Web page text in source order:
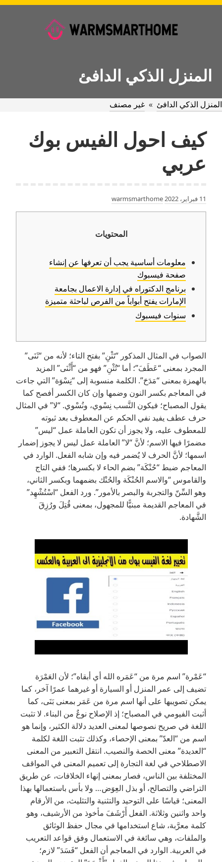
Skip
المنزل الذكي الدافئ
المنزل الذكي الدافئ » غير مصنف
كيف احول الفيس بوك
عربي
11 فبراير، 2022 warmsmarthome
المحتويات
معلومات أساسية يجب أن تعرفها عن إنشاء
صفحة فيسبوك
برنامج الدكتوراه في إدارة الاعمال بجامعة
الإمارات يفتح أبواباً من الفرص لباحثة متميزة
سنوات فيسبوك
الصواب في المثال المذكور “تَثْنِ” بفتح التاء؛ لأنه من “ثَنَى”
المجرد بمعنى “عَطَفَ”؛ أما “تُثْنِ” فهو من “أَثْنَى” المزيد
بالهمزة بمعنى “مَدَحَ”. الكلمة منسوبة إلى “نِسْوَة” التي جاءت
في المعاجم بكسر النون وضمها وإن كان الكسر أفصح كما
يقول المصباح؛ فيكون النَّسب نِسْوي، ونُسْوي. “لا” في المثال
حرف عطف يفيد نفي الحكم عن المعطوف بعد ثبوته
للمعطوف عليه، ولا يجوز أن تكون العاملة عمل “ليس”
مضمرًا فيها الاسم؛ لأنَّ “لا” العاملة عمل ليس لا يجوز إضمار
اسمها؛ لأنَّ الحرف لا يُضمر فيه وإن شابه الفعل. الوارد في
المعاجم ضبط “حُنْكَة” بضم الحاء لا بكسرها؛ ففي التاج
والقاموس “والاسم الحُنْكَة والحُنْك بضمهما وبكسر الثاني،
وهو السِّنّ والتجربة والبصر بالأمور”. ورد الفعل “اسْتُشْهِد”
في المعاجم القديمة مبنيًّا للمجهول، بمعنى قُتِلَ ورُزِقَ
الشَّهادة.
“عَمْرة” اسم مرة من “عَمَره الله أي أبقاه”؛ لأن العَمْرَة
تضيف إلى عمر المنزل أو السيارة أو غيرهما عمرًا آخر، كما
يمكن تصويبها على أنها اسم مرة من عَمَر بمعنى بَنَى، كما
أثبت الفيومي في المصباح؛ إذ الإصلاح نوعٌ من البناء. لا تثبت
اللغة في صريح نصوصها لمعنى العديد دلالة الكثير، وإنما هو
اسم من “العدّ” بمعنى الإحصاء، وكذلك تثبت اللغة لكلمة
“العديدة” معنى الحصة والنصيب. انتقل التعبير من المعنى
الاصطلاحي في لغة التجارة إلى تعميم المعنى في المواقف
المختلفة بين الناس، فصار بمعنى إنهاء الخلافات، عن طريق
التراضي والتصالح، أو بذل العِوَض… ولا بأس باستعمالها بهذا
المعنى؛ قياسًا على التوحيد والتثنية والتثليث، من الأرقام
واحد واثنين وثلاثة. الفعل أَرْشَفَ مأخوذ من الأرشيف، وهو
كلمة معرَّبة، شاع استخدامها في مجال حفظ الوثائق
والملفات، وهي سائغة في الاستعمال وفق قواعد التعريب
في العربية. الوارد في المعاجم أن الفعل “فَسَدَ” لازم؛